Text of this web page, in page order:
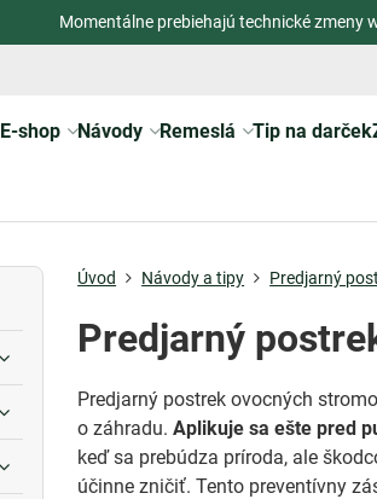
Momentálne prebiehajú technické zmeny
E-shop Návody Remeslá Tip na darček
Úvod Návody a tipy Predjarný
Predjarný
Predjarný postrek ovocných
o záhradu.Aplikuje sa ešte pred
keď sa prebúdza príroda, ale
účinne zničiť. Tento preventívny